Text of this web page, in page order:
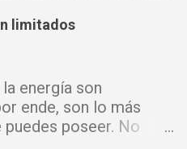
guerreros cuiden
el fuego del Espíritu
el poder del Cordero
cadenas, destruyo
toda palabra de
limitados
energía son
ende, son lo más
poseer. No